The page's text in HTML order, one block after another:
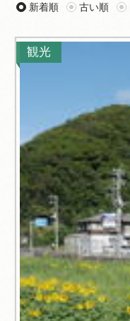
ツアー
観光
新着順 古い順
観光